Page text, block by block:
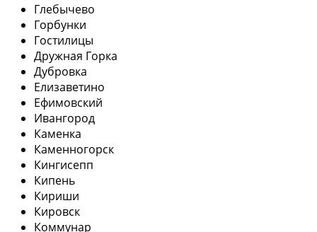
Глебычево
Горбунки
Гостилицы
Дружная Горка
Дубровка
Елизаветино
Ефимовский
Ивангород
Каменка
Каменногорск
Кингисепп
Кипень
Кириши
Кировск
Коммунар